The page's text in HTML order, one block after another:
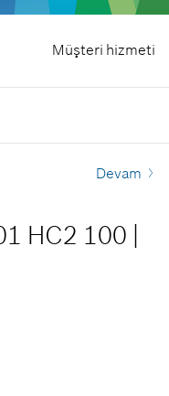
Müşteri hizmeti
Devam
HC2 100